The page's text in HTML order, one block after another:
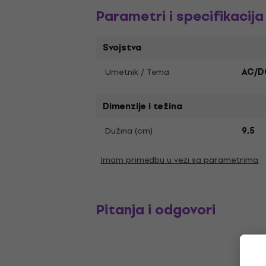
Parametri i specifikacija
Svojstva
Umetnik / Tema AC/
Dimenzije i težina
Dužina (cm) 9,5
Imam primedbu u vezi sa parametrima
Pitanja i odgovori